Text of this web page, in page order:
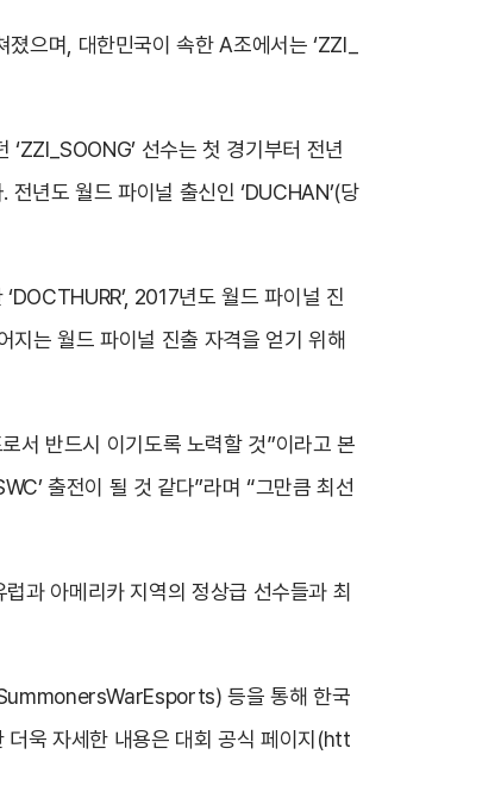
졌으며, 대한민국이 속한 A조에서는‘ZZI_
‘ZZI_SOONG’ 선수는 첫 경기부터 전년
년도 월드 파이널 출신인 ‘DUCHAN’(당
2017년도 월드 파이널 진
지는 월드 파이널 진출 자격을 얻기 위해
서 반드시 이기도록 노력할 것”이라고 본
출전이 될 것 같다”라며 “그만큼 최선
과 아메리카 지역의 정상급 선수들과 최
) 등을 통해 한국
욱 자세한 내용은 대회 공식 페이지(htt